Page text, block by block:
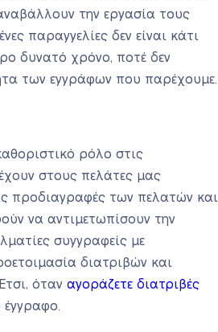
την εργασία τους
παραγγελίες δεν είναι κάτι
δυνατό χρόνο, ποτέ δεν
των εγγράφων που παρέχουμε.
ρόλο στις
στους πελάτες μας
προδιαγραφές των πελατών και
να αντιμετωπίσουν την
συγγραφείς με
διατριβών και
όταν αγοράζετε διατριβές
έγγραφο.